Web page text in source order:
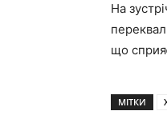
На
що
МІТКИ